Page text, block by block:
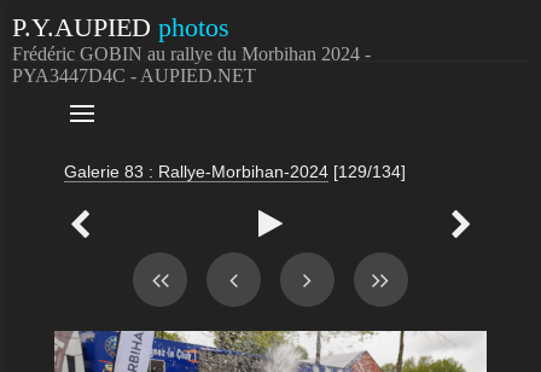
P.Y.AUPIED photos
Frédéric GOBIN au rallye du Morbihan 2024 -
PYA3447D4C - AUPIED.NET

Galerie 83 : Rallye-Morbihan-2024 [129/134]
  